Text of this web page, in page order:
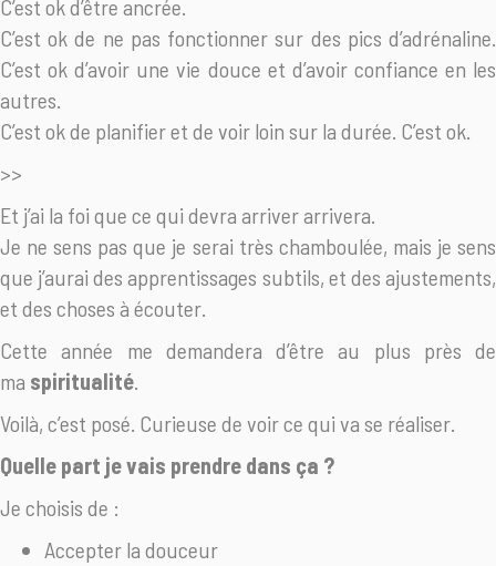
C’est ok d’être ancrée.
C’est ok de ne pas fonctionner sur des pics d’adrénaline.
C’est ok d’avoir une vie douce et d’avoir confiance en les
autres.
C’est ok de planifier et de voir loin sur la durée. C’est ok.
>>
Et j’ai la foi que ce qui devra arriver arrivera.
Je ne sens pas que je serai très chamboulée, mais je sens
que j’aurai des apprentissages subtils, et des ajustements,
et des choses à écouter.
Cette année me demandera d’être au plus près de
ma spiritualité.
Voilà, c’est posé. Curieuse de voir ce qui va se réaliser.
Quelle part je vais prendre dans ça ?
Je choisis de :
Accepter la douceur